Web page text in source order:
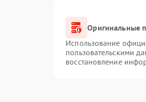
Оригинальные
Использование
пользовательскими
восстановление